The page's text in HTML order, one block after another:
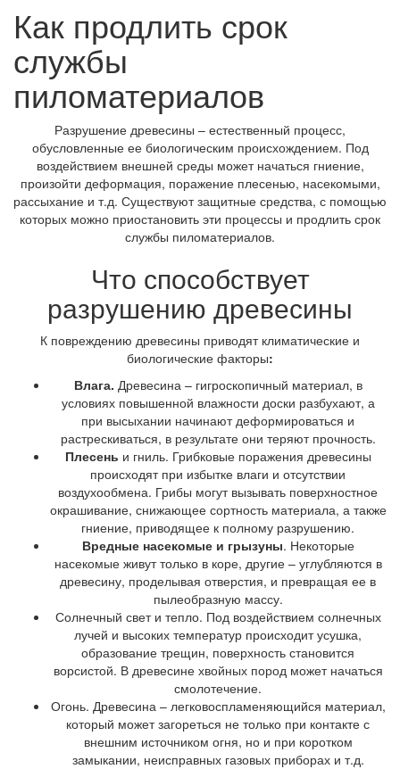
Как продлить срок
службы
пиломатериалов
Разрушение древесины – естественный процесс,
обусловленные ее биологическим происхождением. Под
воздействием внешней среды может начаться гниение,
произойти деформация, поражение плесенью, насекомыми,
рассыхание и т.д. Существуют защитные средства, с помощью
которых можно приостановить эти процессы и продлить срок
службы пиломатериалов.
Что способствует
разрушению древесины
К повреждению древесины приводят климатические и
биологические факторы:
Влага. Древесина – гигроскопичный материал, в
условиях повышенной влажности доски разбухают, а
при высыхании начинают деформироваться и
растрескиваться, в результате они теряют прочность.
Плесень и гниль. Грибковые поражения древесины
происходят при избытке влаги и отсутствии
воздухообмена. Грибы могут вызывать поверхностное
окрашивание, снижающее сортность материала, а также
гниение, приводящее к полному разрушению.
Вредные насекомые и грызуны. Некоторые
насекомые живут только в коре, другие – углубляются в
древесину, проделывая отверстия, и превращая ее в
пылеобразную массу.
Солнечный свет и тепло. Под воздействием солнечных
лучей и высоких температур происходит усушка,
образование трещин, поверхность становится
ворсистой. В древесине хвойных пород может начаться
смолотечение.
Огонь. Древесина – легковоспламеняющийся материал,
который может загореться не только при контакте с
внешним источником огня, но и при коротком
замыкании, неисправных газовых приборах и т.д.